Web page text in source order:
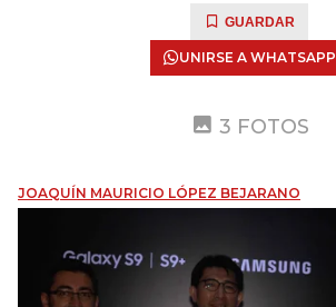
GUARDAR
UNIRSE A WHATSAPP
3 FOTOS
JOAQUÍN MAURICIO LÓPEZ BEJARANO